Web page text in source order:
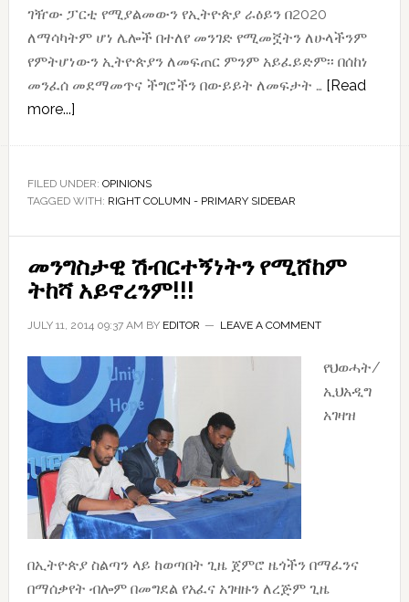
ገዥው ፓርቲ የሚያልመውን የኢትዮጵያ ራዕይን በ2020
ለማሳካትም ሆነ ሌሎች በተለየ መንገድ የሚመኟትን ለሁላችንም
የምትሆነውን ኢትዮጵያን ለመፍጠር ምንም አይፈይድም፡፡ በሰከነ
መንፈሰ መደማመጥና ችግሮችን በውይይት ለመፍታት … [Read
more...]about
ነው!
ፍቷቸው!
FILED UNDER: OPINIONS
TAGGED WITH: RIGHT COLUMN - PRIMARY SIDEBAR
መንግስታዊ ሽብርተኝነትን የሚሸከም
ትከሻ አይኖረንም!!!
JULY 11, 2014 09:37 AM BY EDITOR LEAVE A COMMENT
የህወሓት/
ኢህአዲግ
አገዛዝ
በኢትዮጵያ ስልጣን ላይ ከወጣበት ጊዜ ጀምሮ ዜጎችን በማፈንና
በማሰቃየት ብሎም በመግደል የአፈና አገዛዙን ለረጅም ጊዜ